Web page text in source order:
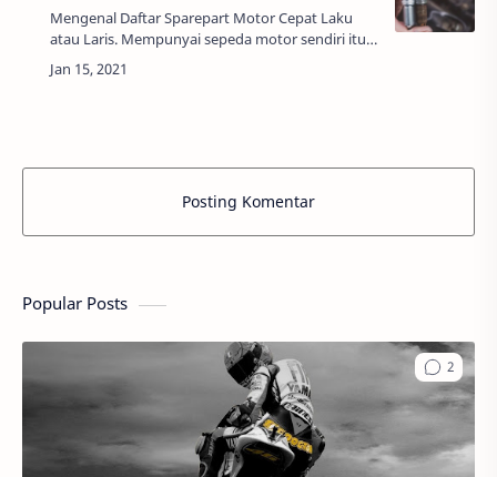
Mengenal Daftar Sparepart Motor Cepat Laku
atau Laris. Mempunyai sepeda motor sendiri itu
sepertinya sangat menyenangkan. Anda bisa
bepergian untuk keliling kota dengan sangat
Posting Komentar
Popular Posts